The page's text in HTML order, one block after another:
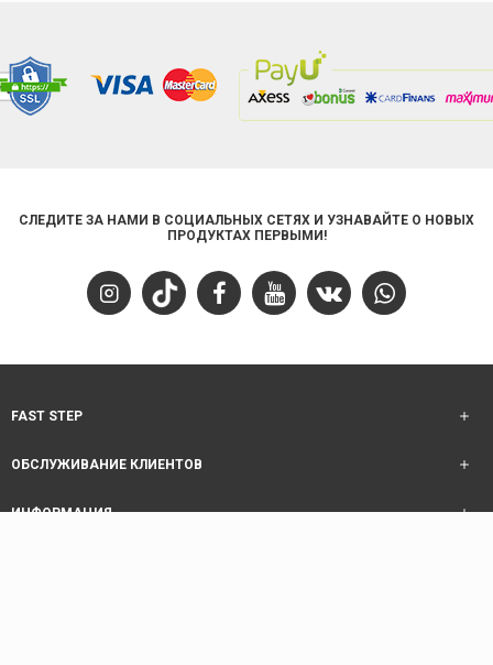
СЛЕДИТЕ ЗА НАМИ В СОЦИАЛЬНЫХ СЕТЯХ И УЗНАВАЙТЕ О НОВЫХ
ПРОДУКТАХ ПЕРВЫМИ!
FAST STEP
ОБСЛУЖИВАНИЕ КЛИЕНТОВ
ИНФОРМАЦИЯ